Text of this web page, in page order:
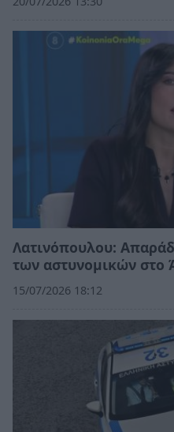
Λατινόπουλου:
των αστυνομικών στο
15/07/2026 18:12